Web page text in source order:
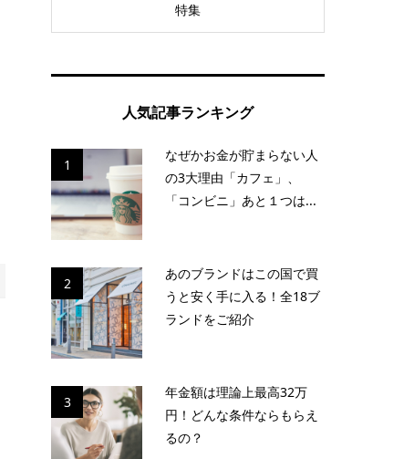
特集
人気記事ランキング
1
なぜかお金が貯まらない人
の3大理由「カフェ」、
「コンビニ」あと１つは...
2
あのブランドはこの国で買
うと安く手に入る！全18ブ
ランドをご紹介
3
年金額は理論上最高32万
円！どんな条件ならもらえ
るの？